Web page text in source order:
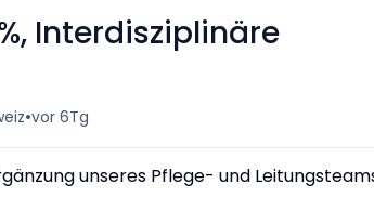
Interdisziplinäre
•vor 6Tg
unseres Pflege- und